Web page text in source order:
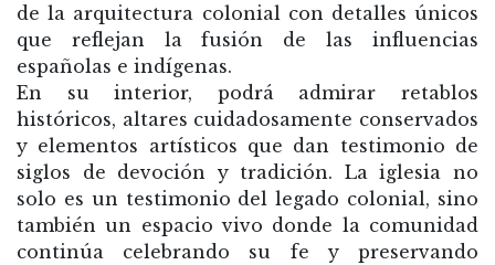
de la arquitectura colonial con detalles únicos
que reflejan la fusión de las influencias
españolas e indígenas.
En su interior, podrá admirar retablos
históricos, altares cuidadosamente conservados
y elementos artísticos que dan testimonio de
siglos de devoción y tradición. La iglesia no
solo es un testimonio del legado colonial, sino
también un espacio vivo donde la comunidad
continúa celebrando su fe y preservando